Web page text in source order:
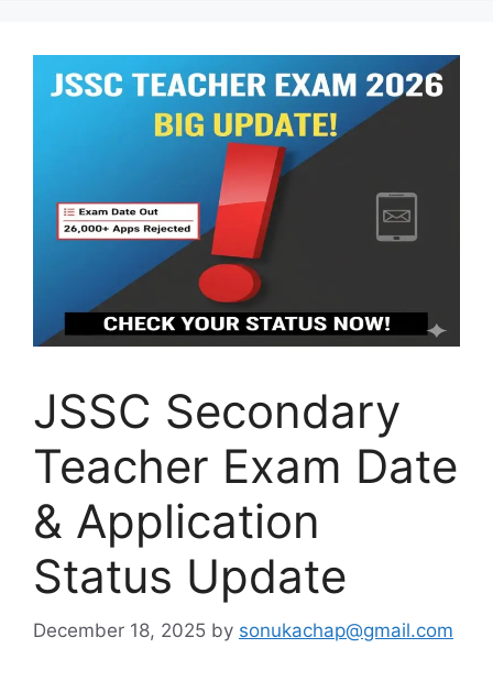
JSSC Secondary
Teacher Exam Date
& Application
Status Update
December 18, 2025 by sonukachap@gmail.com